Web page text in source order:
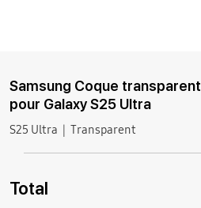
Samsung Coque transparent
pour Galaxy S25 Ultra
S25 Ultra Transparent
Total